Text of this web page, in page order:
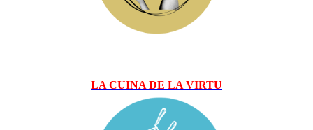
LA CUINA DE LA VIRTU